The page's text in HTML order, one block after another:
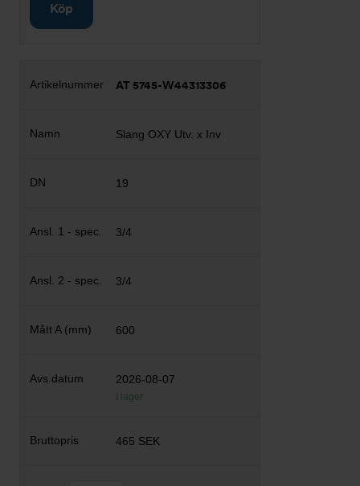
Köp
AT 5745-W44313306
Slang OXY Utv. x Inv
19
3/4
3/4
600
2026-08-07
I lager
465 SEK